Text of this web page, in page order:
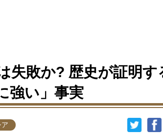
失敗か? 歴史が証明す
強い」事実